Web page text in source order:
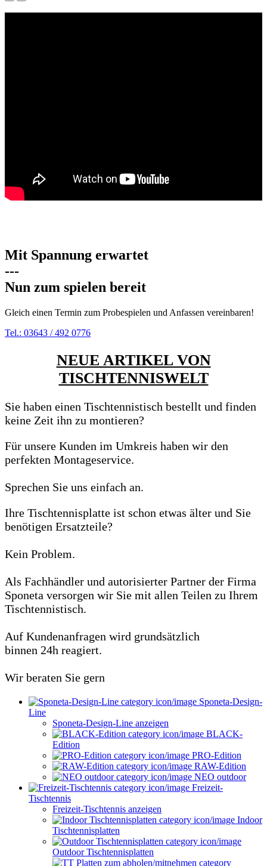
Mit Spannung erwartet
---
Nun zum spielen bereit
Gleich einen Termin zum Probespielen und Anfassen vereinbaren!
Tel.: 03643 / 492 0776
NEUE ARTIKEL VON
TISCHTENNISWELT
Sie haben einen Tischtennistisch bestellt und finden
keine Zeit ihn zu montieren?
Für unsere Kunden im Umkreis haben wir den
perfekten Montageservice.
Sprechen Sie uns einfach an.
Ihre Tischtennisplatte ist schon etwas älter und Sie
benötigen Ersatzteile?
Kein Problem.
Als Fachhändler und autorisierter Partner der Firma
Sponeta versorgen wir Sie mit allen Teilen zu Ihrem
Tischtennistisch.
Auf Kundenanfragen wird grundsätzlich
binnen 24h reagiert.
Wir beraten Sie gern
Sponeta-Design-
Line
Sponeta-Design-Line anzeigen
BLACK-
Edition
PRO-Edition
RAW-Edition
NEO outdoor
Freizeit-
Tischtennis
Freizeit-Tischtennis anzeigen
Indoor
Tischtennisplatten
Outdoor Tischtennisplatten